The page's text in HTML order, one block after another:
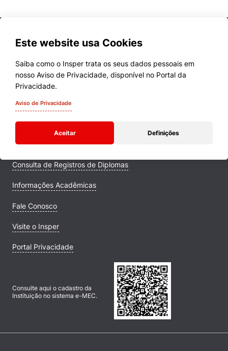
Este website usa Cookies
Saiba como o Insper trata os seus dados pessoais em
nosso Aviso de Privacidade, disponível no Portal da
Privacidade.
Aviso de Privacidade
Aceitar Definições
Cursos
Quem Somos
Comunidade Transforme
Campus
Consulta de Registros de Diplomas
Informações Acadêmicas
Fale Conosco
Visite o Insper
Portal Privacidade
Consulte aqui o cadastro da
Instituição no sistema e-MEC.